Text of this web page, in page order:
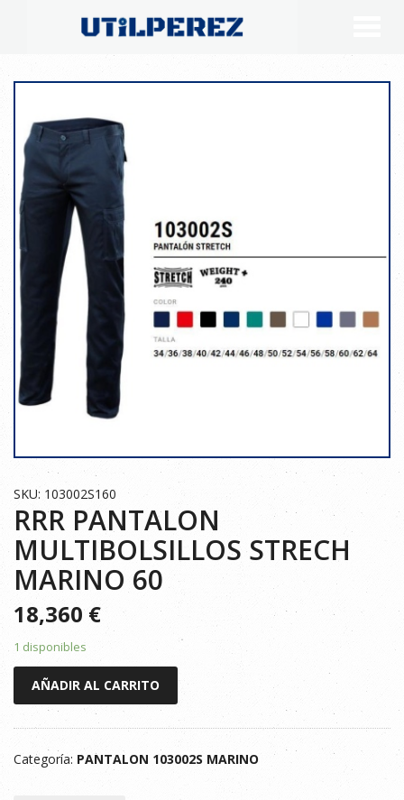
SKU: 103002S160
RRR PANTALON
MULTIBOLSILLOS STRECH
MARINO 60
18,360€
1 disponibles
MULTIBOLSILLOS
MARINO
AÑADIR AL CARRITO
Categoría: PANTALON 103002S MARINO